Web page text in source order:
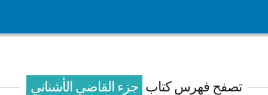
تصفح فهرس كتاب جزء القاضي الأشناني